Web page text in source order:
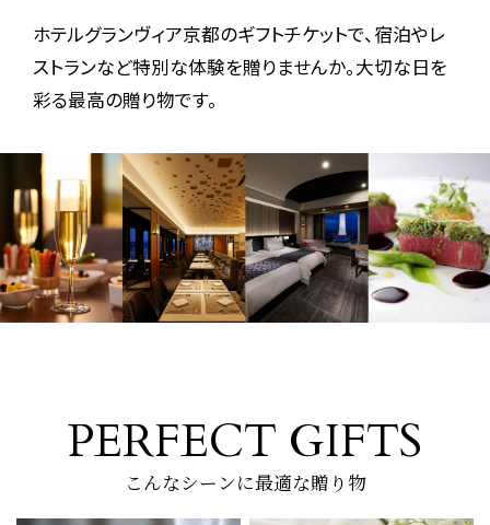
ホテルグランヴィア京都のギフトチケットで、宿泊やレ
ストランなど特別な体験を贈りませんか。大切な日を
彩る最高の贈り物です。
こんなシーンに最適な贈り物
PERFECT GIFTS